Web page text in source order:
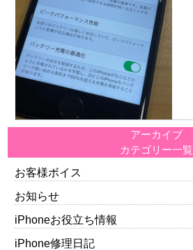
アーカイブ
カテゴリー一覧
お客様ボイス
お知らせ
iPhoneお役立ち情報
iPhone修理日記